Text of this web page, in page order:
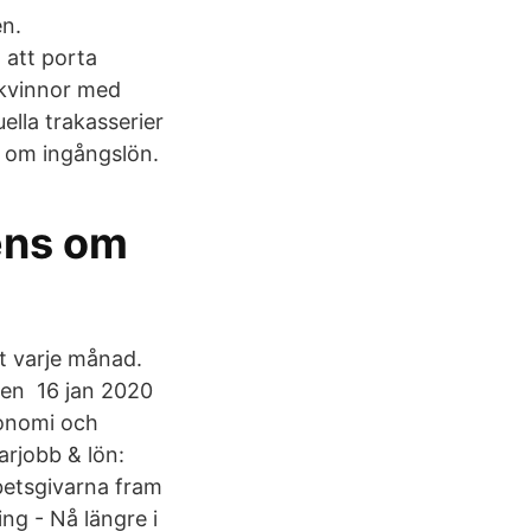
att porta
med
trakasserier
ingångslön.
om
varje månad.
16 jan 2020
och
& lön:
fram
- Nå längre i